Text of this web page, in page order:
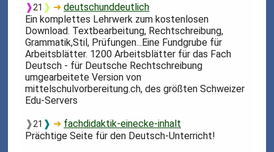
❱21 ❱ ➜deutschunddeutlich
Ein komplettes Lehrwerk zum kostenlosen
Download. Textbearbeitung, Rechtschreibung,
Grammatik,Stil, Prüfungen...Eine Fundgrube für
Arbeitsblätter. 1200 Arbeitsblätter für das Fach
Deutsch - für Deutsche Rechtschreibung
umgearbeitete Version von
mittelschulvorbereitung.ch, des größten Schweizer
Edu-Servers
❱21 ❱ ➜ fachdidaktik-einecke-inhalt
Prächtige Seite für den Deutsch-Unterricht!